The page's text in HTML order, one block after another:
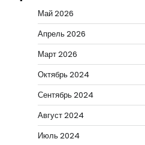
Май 2026
Апрель 2026
Март 2026
Октябрь 2024
Сентябрь 2024
Август 2024
Июль 2024